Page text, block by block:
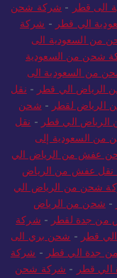
الى قطر - شركة شحن
الي قطر - شركة
من السعودية الى
شحن من السعودية
من السعودية الى
الرياض الي قطر - نقل
لقطر - شحن
الي قطر - نقل
السعودية إلى
عفش من الرياض الي
نقل عفش من الرياض
شحن من الرياض الي
- شحن من الرياض
جدة لقطر - شركة
قطر - شحن بري الى
جدة الي قطر - شركة
قطر - شركة شحن